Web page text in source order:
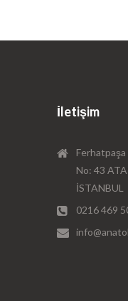
İletişim
Ferhatpaşa
No: 43
İSTANBUL
0216 469